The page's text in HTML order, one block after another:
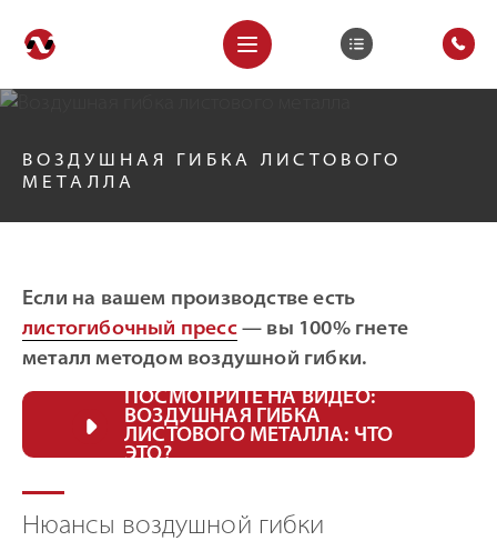
ВОЗДУШНАЯ ГИБКА ЛИСТОВОГО
МЕТАЛЛА
Если на вашем производстве есть
листогибочный пресс— вы 100% гнете
металл методом воздушной гибки.
ПОСМОТРИТЕ НА ВИДЕО:
ВОЗДУШНАЯ ГИБКА
ЛИСТОВОГО МЕТАЛЛА: ЧТО
ЭТО?
Нюансы воздушной гибки